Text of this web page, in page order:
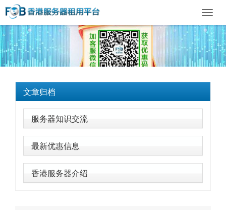
文章归档
服务器知识交流
最新优惠信息
香港服务器介绍